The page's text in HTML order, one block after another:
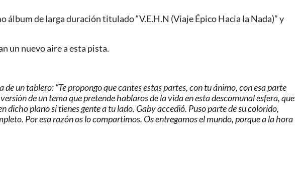
de larga duración titulado “V.E.H.N (Viaje Épico Hacia la Nada)” y
un nuevo aire a esta pista.
un tablero: “Te propongo que cantes estas partes, con tu ánimo, con esa parte
de un tema que pretende hablaros de la vida en esta descomunal esfera, que
dicho plano si tienes gente a tu lado. Gaby accedió. Puso parte de su colorido,
Por esa razón os lo compartimos. Os entregamos el mundo, porque a la hora